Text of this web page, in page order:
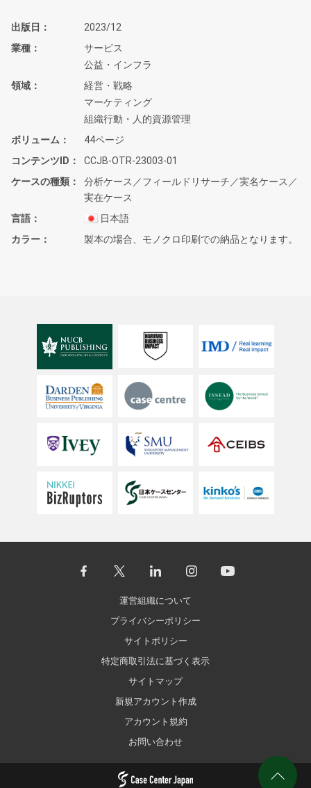
出版日
2023/12
業種
サービス
公益・インフラ
領域
経営・戦略
マーケティング
組織行動・人的資源管理
ボリューム
44ページ
コンテンツID
CCJB-OTR-23003-01
ケースの種類
分析ケース／フィールドリサーチ／実名ケース／
実在ケース
言語
日本語
カラー
製本の場合、モノクロ印刷での納品となります。
運営組織について
プライバシーポリシー
サイトポリシー
特定商取引法に基づく表示
サイトマップ
新規アカウント作成
アカウント規約
お問い合わせ